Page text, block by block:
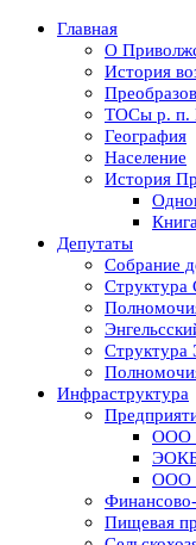
Главная
О
История
ТОСы р. п.
География
Население
История
Депутаты
Собрание
Структура
Структура
Инфраструктура
ООО
ЭОКБ
ООО
Пищевая